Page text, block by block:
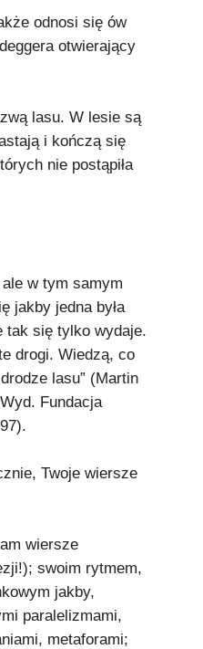
odnosi się ów
otwierający
lasu. W lesie są
i kończą się
nie postąpiła
w tym samym
jakby jedna była
tak się tylko wydaje.
drogi. Wiedzą, co
lasu” (Martin
Fundacja
Twoje wiersze
wiersze
swoim rytmem,
jakby,
paralelizmami,
metaforami;